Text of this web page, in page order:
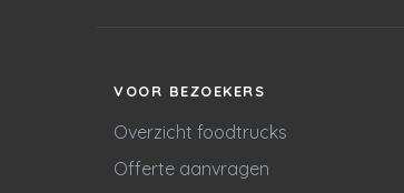
VOOR BEZOEKERS
Overzicht foodtrucks
Offerte aanvragen